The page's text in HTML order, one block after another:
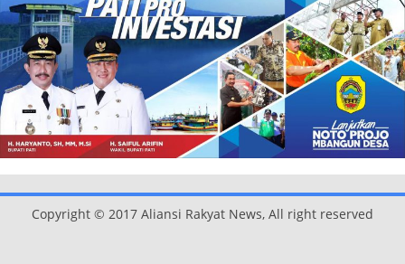
Copyright © 2017 Aliansi Rakyat News, All right reserved